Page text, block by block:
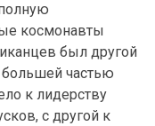
космонавты
был другой
частью
к лидерству
с другой к